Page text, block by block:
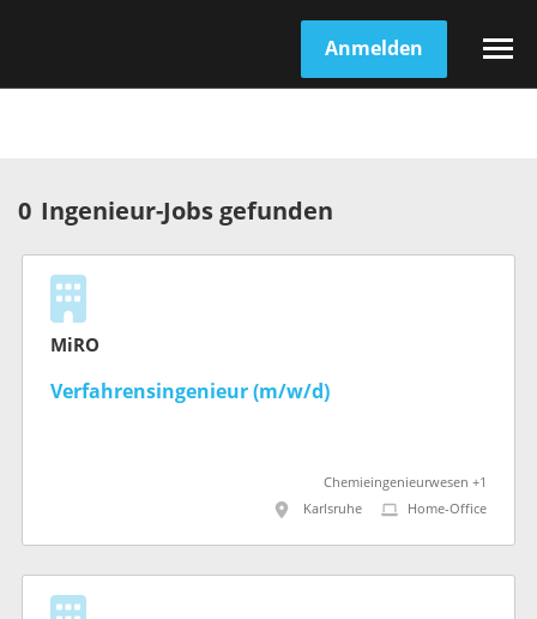
Anmelden
0 Ingenieur-Jobs gefunden
MiRO
Verfahrensingenieur (m/w/d)
Chemieingenieurwesen +1
Karlsruhe
Home-Office